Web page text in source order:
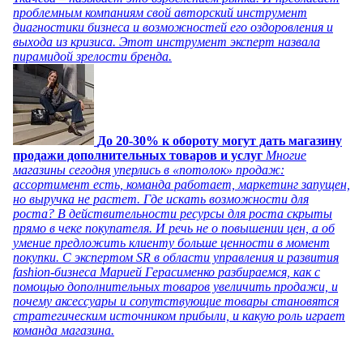
проблемным компаниям свой авторский инструмент
диагностики бизнеса и возможностей его оздоровления и
выхода из кризиса. Этот инструмент эксперт назвала
пирамидой зрелости бренда.
До 20-30% к обороту могут дать магазину
продажи дополнительных товаров и услуг Многие
магазины сегодня уперлись в «потолок» продаж:
ассортимент есть, команда работает, маркетинг запущен,
но выручка не растет. Где искать возможности для
роста? В действительности ресурсы для роста скрыты
прямо в чеке покупателя. И речь не о повышении цен, а об
умение предложить клиенту больше ценности в момент
покупки. С экспертом SR в области управления и развития
fashion-бизнеса Марией Герасименко разбираемся, как с
помощью дополнительных товаров увеличить продажи, и
почему аксессуары и сопутствующие товары становятся
стратегическим источником прибыли, и какую роль играет
команда магазина.